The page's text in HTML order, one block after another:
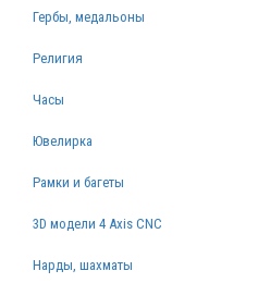
Гербы, медальоны
Религия
Часы
Ювелирка
Рамки и багеты
3D модели 4 Axis CNC
Нарды, шахматы